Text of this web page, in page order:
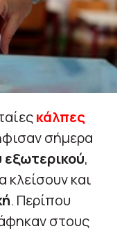
κάλπες
σήμερα
,
κλείσουν και
. Περίπου
στους